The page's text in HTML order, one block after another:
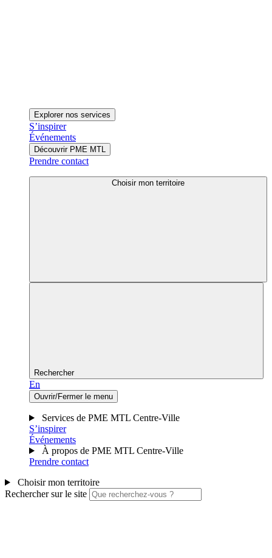
Explorer nos services
S’inspirer
Événements
Découvrir PME MTL
Prendre contact
Choisir mon territoire
Rechercher
En
Ouvrir/Fermer le menu
Services de PME MTL Centre-Ville
S’inspirer
Événements
À propos de PME MTL Centre-Ville
Prendre contact
Choisir mon territoire
Rechercher sur le site